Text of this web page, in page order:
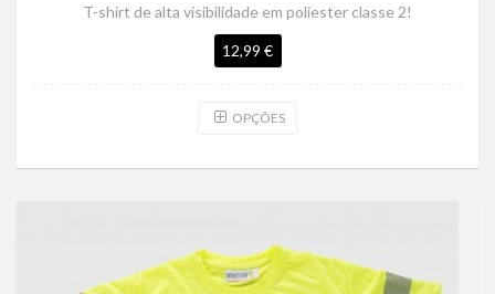
T-shirt de alta visibilidade em poliester classe 2!
12,99 €
OPÇÕES